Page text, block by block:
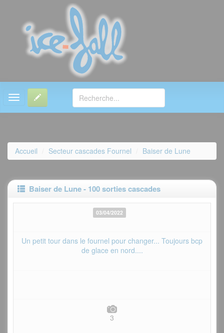
MENU
Accueil Secteur cascades Fournel Baiser de Lune
Baiser de Lune - 100 sorties cascades
03/04/2022
Un petit tour dans le fournel pour changer... Toujours bcp
de glace en nord....
3